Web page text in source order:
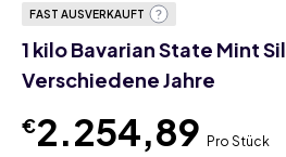
FAST AUSVERKAUFT
1 kilo Bavarian State Mint
Verschiedene Jahre
€2.254,89 Pro Stück